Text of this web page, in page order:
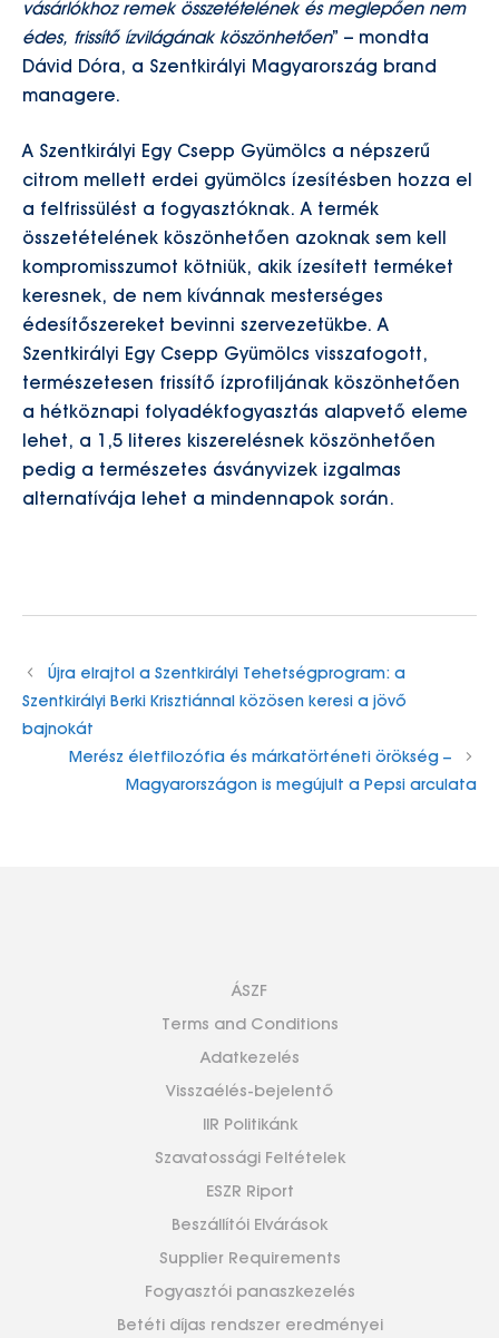
vásárlókhoz remek összetételének és meglepően nem
édes, frissítő ízvilágának köszönhetően” – mondta
Dávid Dóra, a Szentkirályi Magyarország brand
managere.
A Szentkirályi Egy Csepp Gyümölcs a népszerű
citrom mellett erdei gyümölcs ízesítésben hozza el
a felfrissülést a fogyasztóknak. A termék
összetételének köszönhetően azoknak sem kell
kompromisszumot kötniük, akik ízesített terméket
keresnek, de nem kívánnak mesterséges
édesítőszereket bevinni szervezetükbe. A
Szentkirályi Egy Csepp Gyümölcs visszafogott,
természetesen frissítő ízprofiljának köszönhetően
a hétköznapi folyadékfogyasztás alapvető eleme
lehet, a 1,5 literes kiszerelésnek köszönhetően
pedig a természetes ásványvizek izgalmas
alternatívája lehet a mindennapok során.
Újra elrajtol a Szentkirályi Tehetségprogram: a
Szentkirályi Berki Krisztiánnal közösen keresi a jövő
bajnokát
Merész életfilozófia és márkatörténeti örökség –
Magyarországon is megújult a Pepsi arculata
ÁSZF
Terms and Conditions
Adatkezelés
Visszaélés-bejelentő
IIR Politikánk
Szavatossági Feltételek
ESZR Riport
Beszállítói Elvárások
Supplier Requirements
Fogyasztói panaszkezelés
Betéti díjas rendszer eredményei